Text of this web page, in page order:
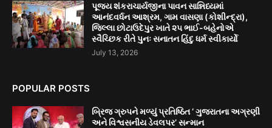
પૂજ્ય શંકરાચાર્યજીના પાવન સાન્નિધ્યમાં
આનંદવર્ધન આશ્રમ, ગામ વાસણા (કોશીન્દ્રા),
જિલ્લા છોટાઉદેપુર ખાતે ૨૫ ભાઈ-બહેનોએ
સ્વૈચ્છિક રીતે પુનઃ સનાતન હિંદુ ધર્મ સ્વીકાર્યો
July 13, 2026
POPULAR POSTS
બ્રિજ ગ્રુપને મળ્યું પ્રતિષ્ઠિત ‘ ગુજરાતના અગ્રણી
અને વિશ્વસનીય ડેવલપર’ સન્માન